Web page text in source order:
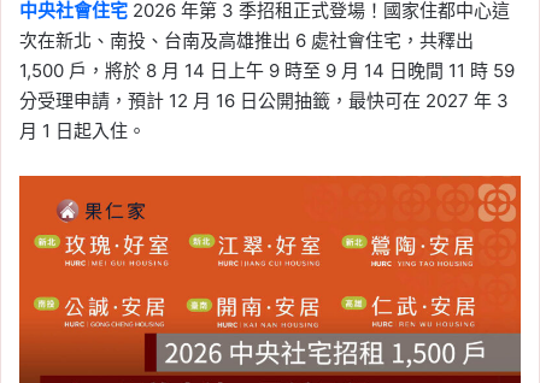
中央社會住宅 2026 年第 3 季招租正式登場！國家住都中心這
次在新北、南投、台南及高雄推出 6 處社會住宅，共釋出
1,500 戶，將於 8 月 14 日上午 9 時至 9 月 14 日晚間 11 時 59
分受理申請，預計 12 月 16 日公開抽籤，最快可在 2027 年 3
月 1 日起入住。